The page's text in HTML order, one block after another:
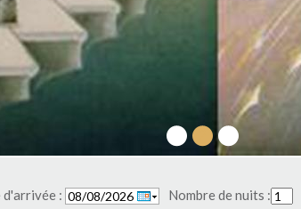
d'arrivée : Nombre de nuits :